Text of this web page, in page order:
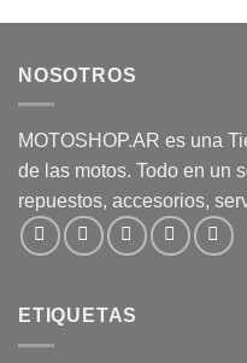
NOSOTROS
MOTOSHOP.AR es una
de las motos. Todo en un
repuestos, accesorios,
ETIQUETAS